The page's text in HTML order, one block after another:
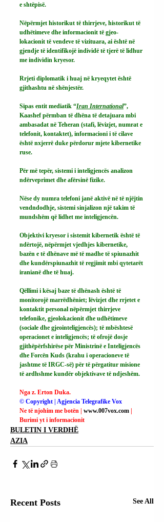
e shtëpisë.
Nëpërmjet historikut të thirrjeve, historikut të
udhëtimeve dhe informacionit të gjeo-
lokacionit të vendeve të vizituara, ai është në
gjendje të identifikojë individë të tjerë të lidhur
me individin kryesor.
Rrjeti diplomatik i huaj në kryeqytet është
gjithashtu në shënjestër.
Sipas entit mediatik “Iran International”,
Kaashef përmban të dhëna të detajuara mbi
ambasadat në Teheran (stafi, lëvizjet, numrat e
telefonit, kontaktet), informacioni i të cilave
është nxjerrë duke përdorur mjete kibernetike
ruse.
Për më tepër, sistemi i inteligjencës analizon
ndërveprimet dhe afërsinë fizike.
Nëse dy numra telefoni janë aktivë në të njëjtin
vendndodhje, sistemi sinjalizon një takim të
mundshëm që lidhet me inteligjencën.
Objektivi kryesor i sistemit kibernetik është të
ndërtojë, nëpërmjet vjedhjes kibernetike,
bazën e të dhënave më të madhe të spiunazhit
dhe kundërspiunazhit të regjimit mbi qytetarët
iranianë dhe të huaj.
Qëllimi i kësaj baze të dhënash është të
monitorojë marrëdhëniet; lëvizjet dhe rrjetet e
kontaktit personal nëpërmjet thirrjeve
telefonike, gjeolokacionit dhe udhëtimeve
(sociale dhe gjeointeligjencës); të mbështesë
operacionet e inteligjencës; të ofrojë dosje
gjithëpërfshirëse për Ministrinë e Inteligjencës
dhe Forcën Kuds (krahu i operacioneve të
jashtme të IRGC-së) për të përgatitur misione
të ardhshme kundër objektivave të ndjeshëm.
Nga z. Erton Duka.
© Copyright | Agjencia Telegrafike Vox
Ne të njohim me botën | www.007vox.com
Burimi yt i informacionit
BULETIN I VERDHË
AZIA
Recent Posts See All